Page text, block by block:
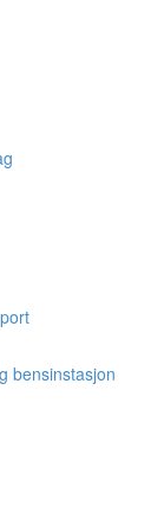
bensinstasjon